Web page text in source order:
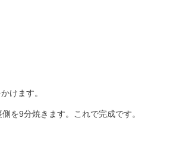
けます。
を9分焼きます。これで完成です。